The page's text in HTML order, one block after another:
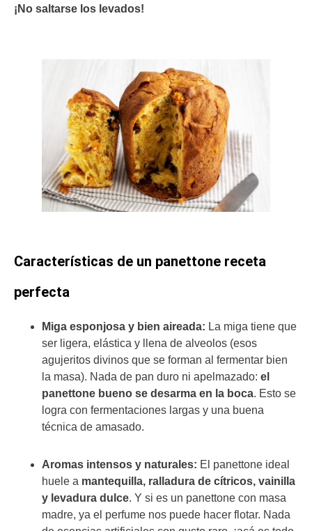
¡No saltarse los levados!
Características de un panettone receta
perfecta
Miga esponjosa y bien aireada: La miga tiene que
ser ligera, elástica y llena de alveolos (esos
agujeritos divinos que se forman al fermentar bien
la masa). Nada de pan duro ni apelmazado: el
panettone bueno se desarma en la boca. Esto se
logra con fermentaciones largas y una buena
técnica de amasado.
Aromas intensos y naturales: El panettone ideal
huele a mantequilla, ralladura de cítricos, vainilla
y levadura dulce. Y si es un panettone con masa
madre, ya el perfume nos puede hacer flotar. Nada